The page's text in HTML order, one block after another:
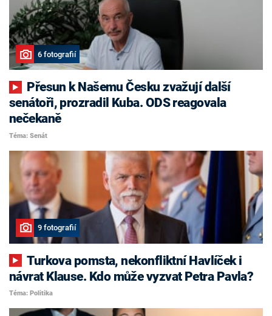
6 fotografií
senátoři, prozradil Kuba. ODS reagovala
nečekaně
Téma: Senát
9 fotografií
Turkova pomsta, nekonfliktní Havlíček i
návrat Klause. Kdo může vyzvat Petra Pavla?
Téma: Politika